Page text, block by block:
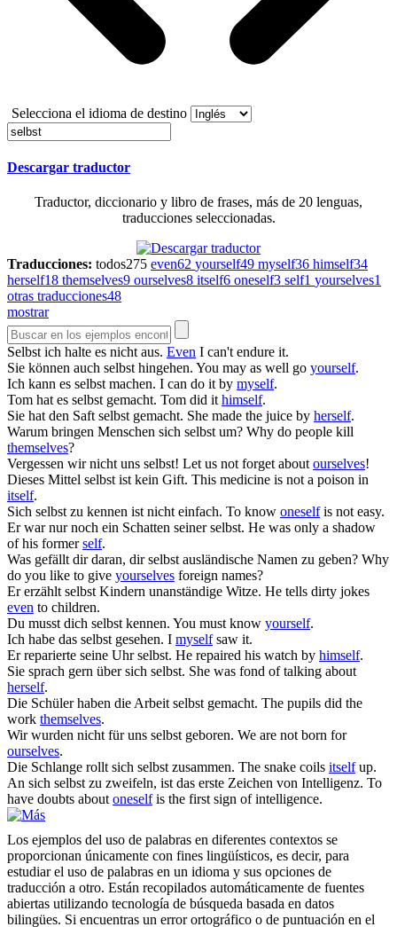
Selecciona el idioma de destino
Descargar traductor
Traductor, diccionario y libro de frases, más de 20 lenguas,
traducciones seleccionadas.
Traducciones: todos275 even62 yourself49 myself36 himself34
herself18 themselves9 ourselves8 itself6 oneself3 self1 yourselves1
otras traducciones48
mostrar
Selbstich halte es nicht aus. Even I can't endure it.
Sie können auch selbsthingehen. You may as well go yourself.
Ich kann es selbstmachen. I can do it by myself.
Tom hat es selbstgemacht. Tom did ithimself.
Sie hat den Saftselbstgemacht. She made the juice by herself.
Warum bringen Menschen sich selbstum? Why do people kill
themselves?
Vergessen wir nicht uns selbst! Let us not forget aboutourselves!
Dieses Mittel selbstist kein Gift. This medicine is not a poison in
itself.
Sich selbstzu kennen ist nicht einfach. To know oneselfis not easy.
Er war nur noch ein Schatten seinerselbst. He was only a shadow
of his formerself.
Was gefällt dir daran, dirselbstausländische Namen zu geben? Why
do you like to give yourselves foreign names?
Er erzähltselbstKindern unanständige Witze. He tells dirty jokes
even to children.
Du musst dich selbstkennen. You must know yourself.
Ich habe das selbstgesehen. I myselfsaw it.
Er reparierte seine Uhrselbst. He repaired his watch by himself.
Sie sprach gern über sich selbst. She was fond of talking about
herself.
Die Schüler haben die Arbeitselbstgemacht. The pupils did the
work themselves.
Wir wurden nicht für uns selbstgeboren. We are not born for
ourselves.
Die Schlange rollt sich selbstzusammen. The snake coils itselfup.
An sich selbstzu zweifeln, ist das erste Zeichen von Intelligenz. To
have doubts aboutoneselfis the first sign of intelligence.
Los ejemplos del uso de palabras en diferentes contextos se
proporcionan únicamente con fines lingüísticos, es decir, para
estudiar el uso de palabras en un idioma y sus opciones de
traducción a otro. Están recopilados automáticamente de fuentes
abiertas utilizando tecnología de búsqueda basada en datos
bilingües. Si encuentras un error ortográfico o de puntuación en el